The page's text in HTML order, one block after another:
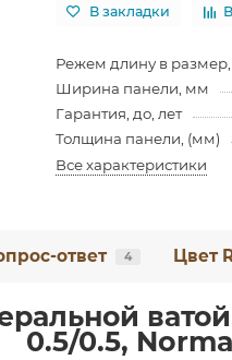
В закладки
Режем длину в
Ширина панели, мм
Гарантия, до, лет
Толщина панели, (мм)
Все характеристики
ответ 4 Цвет
0.5/0.5,